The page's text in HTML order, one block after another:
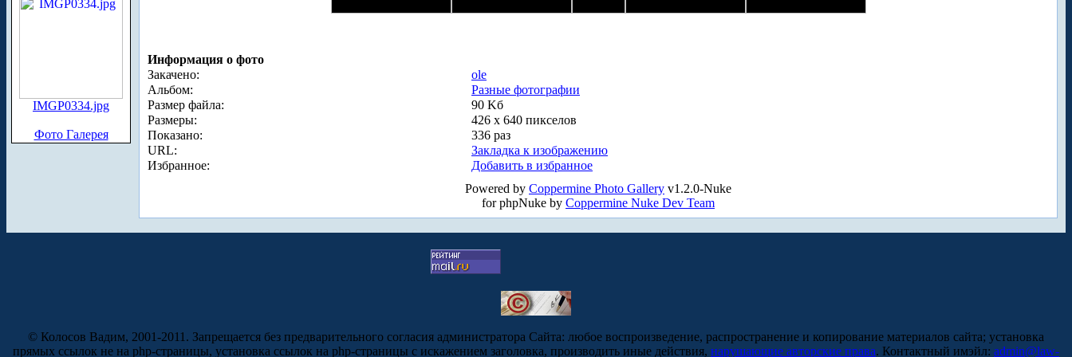
IMGP0334.jpg
Фото Галерея
Информация о фото
Закачено:
ole
Альбом:
Разные фотографии
Размер файла:
90 Kб
Размеры:
426 x 640 пикселов
Показано:
336 раз
URL:
Закладка к изображению
Избранное:
Добавить в избранное
Powered by Coppermine Photo Gallery v1.2.0-Nuke
for phpNuke by Coppermine Nuke Dev Team
© Колосов Вадим, 2001-2011. Запрещается без предварительного согласия администратора Сайта: любое воспроизведение, распространение и копирование материалов сайта; установка
прямых ссылок не на php-страницы, установка ссылок на php-страницы с искажением заголовка, производить иные действия, нарушающие авторские права. Контактный имэйл: admin@law-